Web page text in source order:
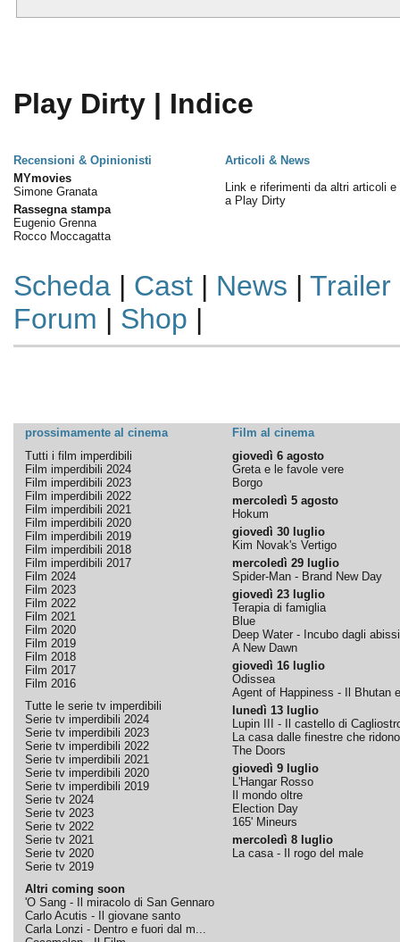
Play Dirty | Indice
Recensioni & Opinionisti
Articoli & News
MYmovies
Simone Granata
Rassegna stampa
Eugenio Grenna
Rocco Moccagatta
Link e riferimenti da altri articoli e
a Play Dirty
Scheda| Cast| News | Trailer
Forum | Shop |
prossimamente al cinema
Film al cinema
Tutti i film imperdibili
Film imperdibili 2024
Film imperdibili 2023
Film imperdibili 2022
Film imperdibili 2021
Film imperdibili 2020
Film imperdibili 2019
Film imperdibili 2018
Film imperdibili 2017
Film 2024
Film 2023
Film 2022
Film 2021
Film 2020
Film 2019
Film 2018
Film 2017
Film 2016
Tutte le serie tv imperdibili
Serie tv imperdibili 2024
Serie tv imperdibili 2023
Serie tv imperdibili 2022
Serie tv imperdibili 2021
Serie tv imperdibili 2020
Serie tv imperdibili 2019
Serie tv 2024
Serie tv 2023
Serie tv 2022
Serie tv 2021
Serie tv 2020
Serie tv 2019
Altri coming soon
'O Sang - Il miracolo di San Gennaro
Carlo Acutis - Il giovane santo
Carla Lonzi - Dentro e fuori dal m...
giovedì 6 agosto
Greta e le favole vere
Borgo
mercoledì 5 agosto
Hokum
giovedì 30 luglio
Kim Novak's Vertigo
mercoledì 29 luglio
Spider-Man - Brand New Day
giovedì 23 luglio
Terapia di famiglia
Blue
Deep Water - Incubo dagli abissi
A New Dawn
giovedì 16 luglio
Odissea
Agent of Happiness - Il Bhutan
lunedì 13 luglio
Lupin III - Il castello di
La casa dalle finestre che ridono
The Doors
giovedì 9 luglio
L'Hangar Rosso
Il mondo oltre
Election Day
165' Mineurs
mercoledì 8 luglio
La casa - Il rogo del male